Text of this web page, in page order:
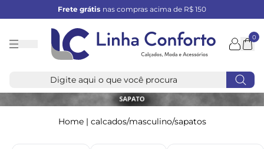
Frete grátis nas compras acima de R$ 150
Linha
0
Home| calcados/masculino/sapatos